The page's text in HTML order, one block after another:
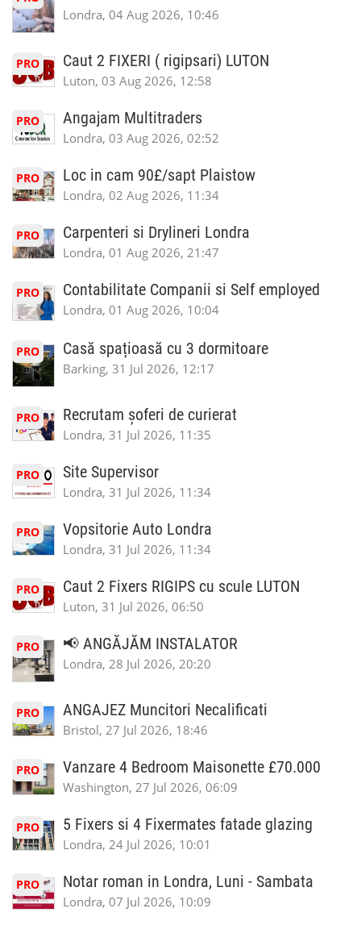
Londra, 04 Aug 2026, 10:46
PRO Caut 2 FIXERI ( rigipsari) LUTON
Luton, 03 Aug 2026, 12:58
PRO Angajam Multitraders
Londra, 03 Aug 2026, 02:52
PRO Loc in cam 90£/sapt Plaistow
Londra, 02 Aug 2026, 11:34
PRO Carpenteri si Drylineri Londra
Londra, 01 Aug 2026, 21:47
PRO Contabilitate Companii si Self employed
Londra, 01 Aug 2026, 10:04
PRO Casă spațioasă cu 3 dormitoare
Barking, 31 Jul 2026, 12:17
PRO Recrutam șoferi de curierat
Londra, 31 Jul 2026, 11:35
PRO Site Supervisor
Londra, 31 Jul 2026, 11:34
PRO Vopsitorie Auto Londra
Londra, 31 Jul 2026, 11:34
PRO Caut 2 Fixers RIGIPS cu scule LUTON
Luton, 31 Jul 2026, 06:50
PRO 📢 ANGĂJĂM INSTALATOR
Londra, 28 Jul 2026, 20:20
PRO ANGAJEZ Muncitori Necalificati
Bristol, 27 Jul 2026, 18:46
PRO Vanzare 4 Bedroom Maisonette £70.000
Washington, 27 Jul 2026, 06:09
PRO 5 Fixers si 4 Fixermates fatade glazing
Londra, 24 Jul 2026, 10:01
PRO Notar roman in Londra, Luni - Sambata
Londra, 07 Jul 2026, 10:09